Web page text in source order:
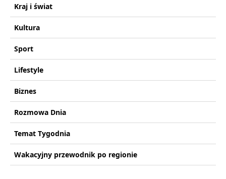
Kraj i świat
Kultura
Sport
Lifestyle
Biznes
Rozmowa Dnia
Temat Tygodnia
Wakacyjny przewodnik po regionie